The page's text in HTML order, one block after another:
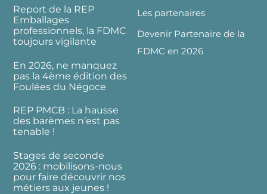
Report de la REP
Emballages
professionnels, la FDMC
toujours vigilante
En 2026, ne manquez
pas la 4ème édition des
Foulées du Négoce
REP PMCB : La hausse
des barèmes n’est pas
tenable !
Stages de seconde
2026 : mobilisons-nous
pour faire découvrir nos
métiers aux jeunes !
Les partenaires
Devenir Partenaire de la
FDMC en 2026